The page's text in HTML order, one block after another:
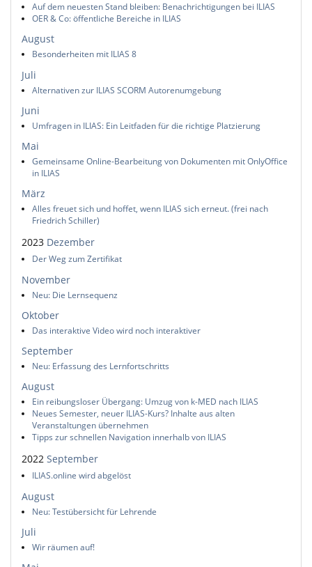
Auf dem neuesten Stand bleiben: Benachrichtigungen bei ILIAS
OER & Co: öffentliche Bereiche in ILIAS
August
Besonderheiten mit ILIAS 8
Juli
Alternativen zur ILIAS SCORM Autorenumgebung
Juni
Umfragen in ILIAS: Ein Leitfaden für die richtige Platzierung
Mai
Gemeinsame Online-Bearbeitung von Dokumenten mit OnlyOffice
in ILIAS
März
Alles freuet sich und hoffet, wenn ILIAS sich erneut. (frei nach
Friedrich Schiller)
2023 Dezember
Der Weg zum Zertifikat
November
Neu: Die Lernsequenz
Oktober
Das interaktive Video wird noch interaktiver
September
Neu: Erfassung des Lernfortschritts
August
Ein reibungsloser Übergang: Umzug von k-MED nach ILIAS
Neues Semester, neuer ILIAS-Kurs? Inhalte aus alten
Veranstaltungen übernehmen
Tipps zur schnellen Navigation innerhalb von ILIAS
2022 September
ILIAS.online wird abgelöst
August
Neu: Testübersicht für Lehrende
Juli
Wir räumen auf!